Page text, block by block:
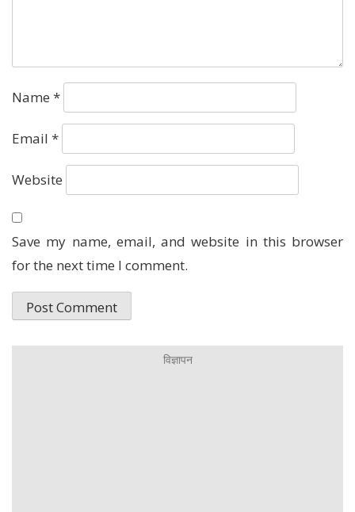
Name *
Email *
Website
Save my name, email, and website in this browser
for the next time I comment.